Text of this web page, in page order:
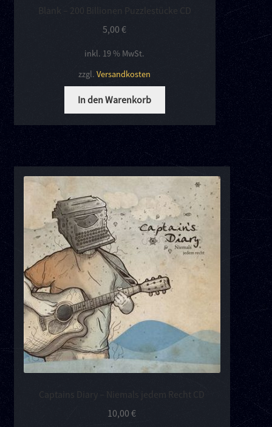
Blank – 200 Billionen Puzzlestücke CD
5,00€
inkl. 19 % MwSt.
zzgl.Versandkosten
In den Warenkorb
Captains Diary – Niemals jedem Recht CD
10,00€